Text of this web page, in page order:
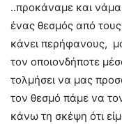
..προκάναμε και
ένας θεσμός από
κάνει περήφανους,
τον οποιονδήποτε
τολμήσει να μας
τον θεσμό πάμε να
κάνω τη σκέψη ότι